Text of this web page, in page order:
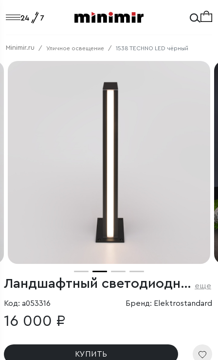
Minimir.ru Уличное освещение 1538 TECHNO LED чёрный
Ландшафтный светодиодный светильник Flat IP54 еще
Код: a053316 Бренд: Elektrostandard
16 000 ₽
КУПИТЬ